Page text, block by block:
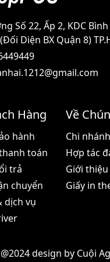
Số 22, Ấp 2, KDC
Diện BX Quận 8)
Hàng
hành
toán
trả
chuyển
dịch vụ
Về
Chi nhánh
Hợp tác
Giới thiệu
Giấy in
@2024 design by Cuội